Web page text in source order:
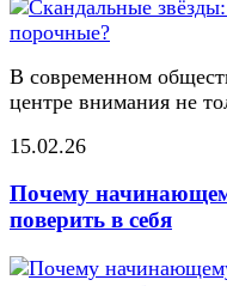
В современном
центре внимания не
15.02.26
Почему
поверить в себя